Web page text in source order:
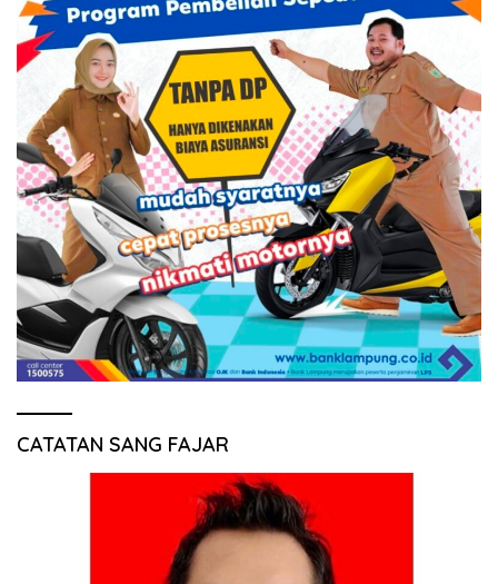
CATATAN SANG FAJAR